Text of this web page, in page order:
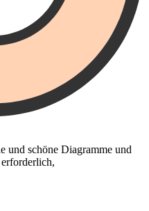
und schöne Diagramme und